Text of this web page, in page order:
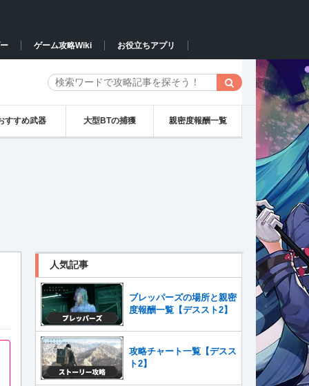
ゲーム攻略Wiki お役立ちアプリ
すすめ武器 大型BTの捕獲 親密度報酬一覧
人気記事
ブレッパーズの場所と親密
度報酬一覧【デススト2】
攻略チャート一覧【デスス
ト2】